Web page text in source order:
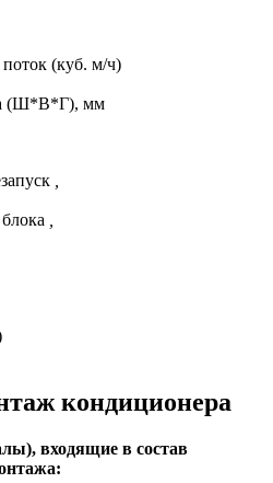
(куб. м/ч)
(Ш*В*Г), мм
кондиционера
входящие в состав